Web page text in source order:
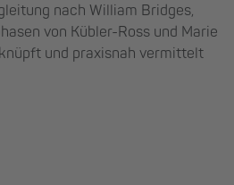
nach William Bridges,
von Kübler-Ross und Marie
und praxisnah vermittelt